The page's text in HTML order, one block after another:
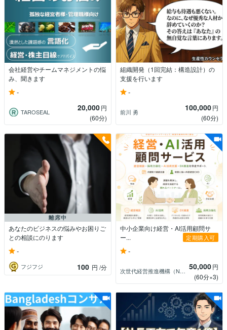
会社経営やチームマネジメントの悩
み、聞きます
-
TAROSEAL 20,000円
(60分)
組織開発（1回完結：構造設計）の
支援を行います
-
前川 勇 100,000円
(60分)
離席中
あなたのビジネスの悩みやお困りご
との相談にのります
-
フジフジ 100 円 /分
中小企業向け経営・AI活用顧問サ
ー...
定期購入可
-
次世代経営推進機構（NGMP） 50,000円
(60分×3)